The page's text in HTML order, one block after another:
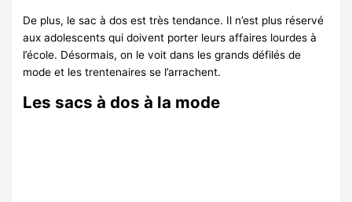
De plus, le sac à dos est très tendance. Il n’est plus réservé
aux adolescents qui doivent porter leurs affaires lourdes à
l’école. Désormais, on le voit dans les grands défilés de
mode et les trentenaires se l’arrachent.
Les sacs à dos à la mode